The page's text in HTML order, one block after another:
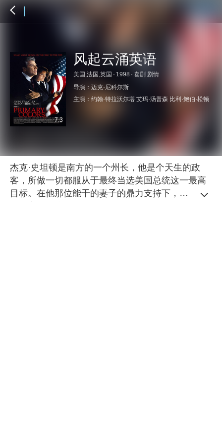
7.3
风起云涌英语
美国,法国,英国 · 1998 · 喜剧 剧情
导演： 迈克·尼科尔斯
主演： 约翰·特拉沃尔塔 艾玛·汤普森 比利·鲍伯·松顿
杰克·史坦顿是南方的一个州长，他是个天生的政
客，所做一切都服从于最终当选美国总统这一最高
目标。在他那位能干的妻子的鼎力支持下，在1992